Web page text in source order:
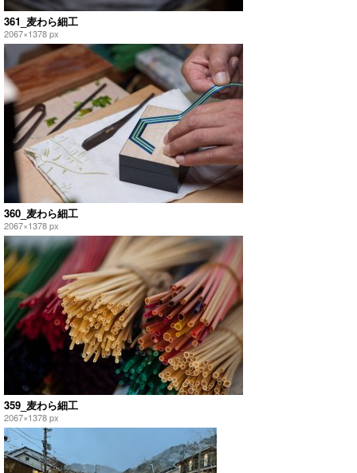
361_麦わら細工
2067×1378 px
360_麦わら細工
2067×1378 px
359_麦わら細工
2067×1378 px